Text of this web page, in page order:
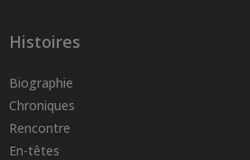
Histoires
Biographie
Chroniques
Rencontre
En-têtes